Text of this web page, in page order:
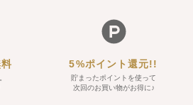
5%ポイント還元!!
貯まったポイントを使って
次回のお買い物がお得に♪